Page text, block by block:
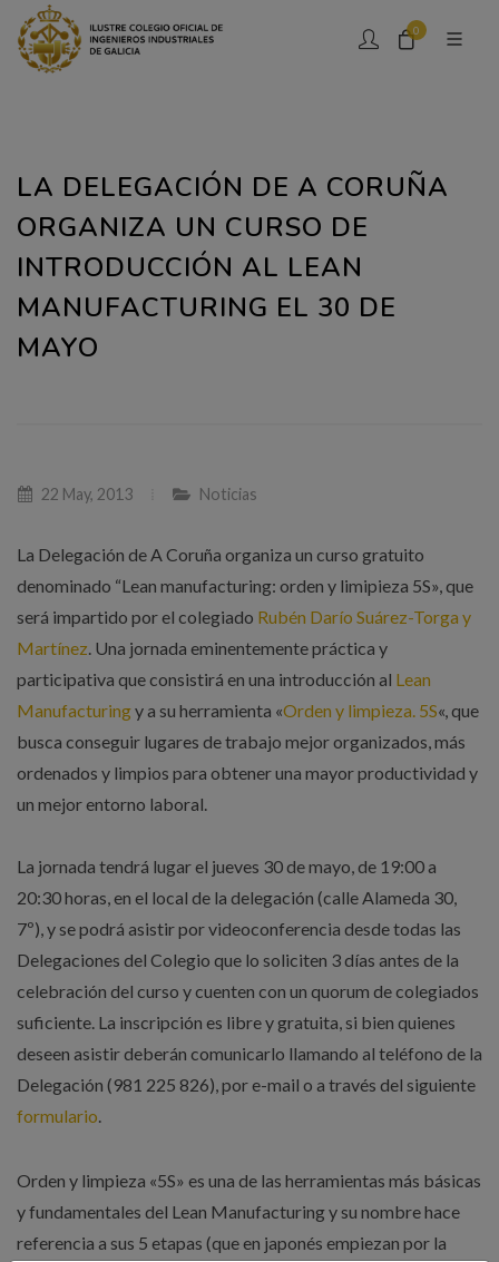
0
LA DELEGACIÓN DE A CORUÑA
ORGANIZA UN CURSO DE
INTRODUCCIÓN AL LEAN
MANUFACTURING EL 30 DE
MAYO
22 May, 2013 Noticias
La Delegación de A Coruña organiza un curso gratuito
denominado “Lean manufacturing: orden y limipieza 5S», que
será impartido por el colegiado Rubén Darío Suárez-Torga y
Martínez. Una jornada eminentemente práctica y
participativa que consistirá en una introducción al Lean
Manufacturingy a su herramienta «Orden y limpieza. 5S«, que
busca conseguir lugares de trabajo mejor organizados, más
ordenados y limpios para obtener una mayor productividad y
un mejor entorno laboral.
La jornada tendrá lugar el jueves 30 de mayo, de 19:00 a
20:30 horas, en el local de la delegación (calle Alameda 30,
7º), y se podrá asistir por videoconferencia desde todas las
Delegaciones del Colegio que lo soliciten 3 días antes de la
celebración del curso y cuenten con un quorum de colegiados
suficiente. La inscripción es libre y gratuita, si bien quienes
deseen asistir deberán comunicarlo llamando al teléfono de la
Delegación (981 225 826), por e-mail o a través del siguiente
formulario.
Orden y limpieza «5S» es una de las herramientas más básicas
y fundamentales del Lean Manufacturing y su nombre hace
referencia a sus 5 etapas (que en japonés empiezan por la